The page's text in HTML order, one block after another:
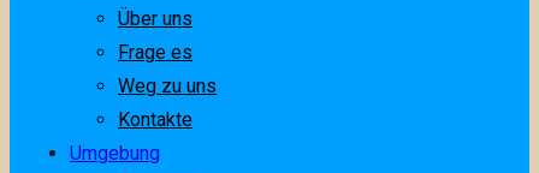
Über uns
Frage es
Weg zu uns
Kontakte
Umgebung